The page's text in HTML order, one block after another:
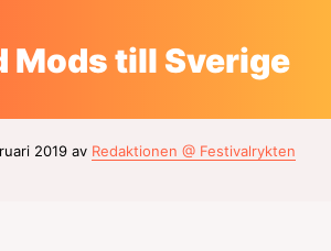
Mods till Sverige
2019 av Redaktionen @ Festivalrykten